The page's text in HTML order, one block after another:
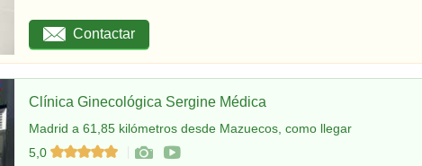
Contactar
Clínica Ginecológica Sergine Médica
Madrid a 61,85 kilómetros desde Mazuecos, como llegar
5,0